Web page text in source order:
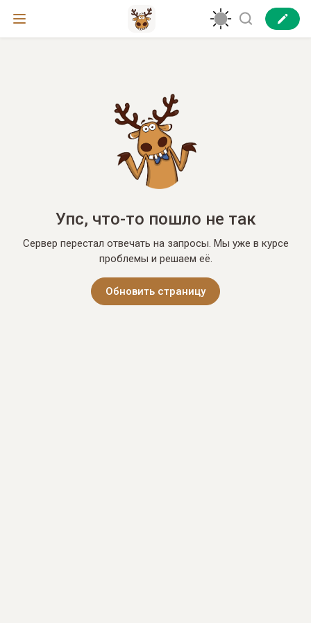
Упс, что-то пошло не так
Сервер перестал отвечать на запросы. Мы уже в курсе
проблемы и решаем её.
Обновить страницу